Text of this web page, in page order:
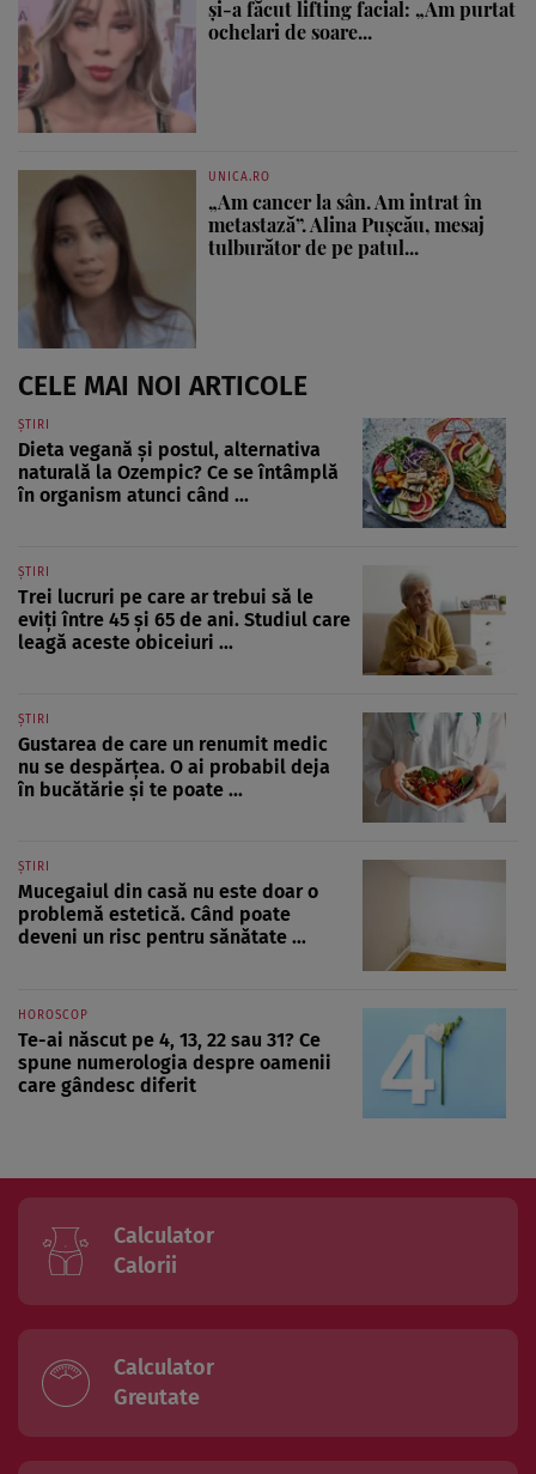
și-a făcut lifting facial: „Am purtat
ochelari de soare...
UNICA.RO
„Am cancer la sân. Am intrat în
metastază”. Alina Pușcău, mesaj
tulburător de pe patul...
CELE MAI NOI ARTICOLE
ȘTIRI
Dieta vegană și postul, alternativa
naturală la Ozempic? Ce se întâmplă
în organism atunci când ...
ȘTIRI
Trei lucruri pe care ar trebui să le
eviți între 45 și 65 de ani. Studiul care
leagă aceste obiceiuri ...
ȘTIRI
Gustarea de care un renumit medic
nu se despărțea. O ai probabil deja
în bucătărie și te poate ...
ȘTIRI
Mucegaiul din casă nu este doar o
problemă estetică. Când poate
deveni un risc pentru sănătate ...
HOROSCOP
Te-ai născut pe 4, 13, 22 sau 31? Ce
spune numerologia despre oamenii
care gândesc diferit
Calculator
Calorii
Calculator
Greutate